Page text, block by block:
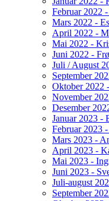
Februar 2022
Mars 2022 -
April 2022 -
Mai 2022 -
Juni 2022 -
Juli / August
September
Oktober 2022
November
Desember
Januar 2023 -
Februar 2023
Mars 2023 -
April 2023 -
Mai 2023 -
Juni 2023 -
Juli-august
September